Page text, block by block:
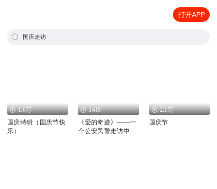
打开APP
国庆走访
1.6万
国庆特辑（国庆节快
乐）
1418
《爱的奇迹》——一
个公安民警走访中的
2.1万
国庆节